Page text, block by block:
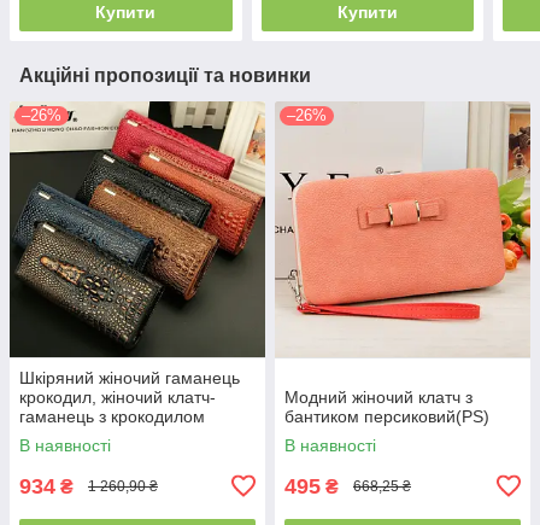
Купити Купити
Акційні пропозиції та новинки
–26%
Шкіряний жіночий гаманець
крокодил, жіночий клатч-
гаманець з крокодилом
натуральна шкіра(PS)
В наявності
934 ₴ 1 260,90 ₴
–26%
Модний жіночий клатч з
бантиком персиковий(PS)
В наявності
495 ₴ 668,25 ₴